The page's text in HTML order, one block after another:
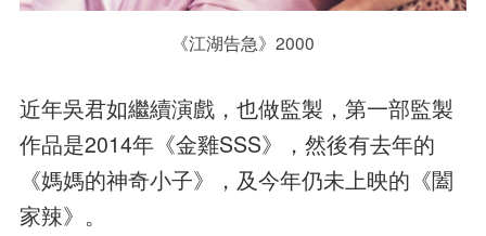
《江湖告急》2000
近年吳君如繼續演戲，也做監製，第一部監製
作品是2014年《金雞SSS》，然後有去年的
《媽媽的神奇小子》，及今年仍未上映的《闔
家辣》。